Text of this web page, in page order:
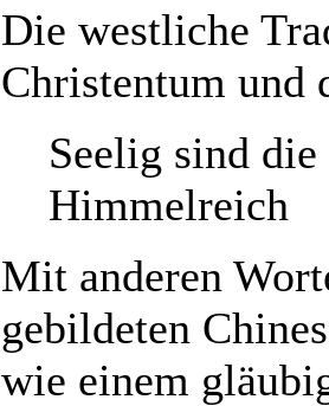
Die westliche
Christentum und
Seelig sind
Himmelreich
Mit anderen
gebildeten
wie einem